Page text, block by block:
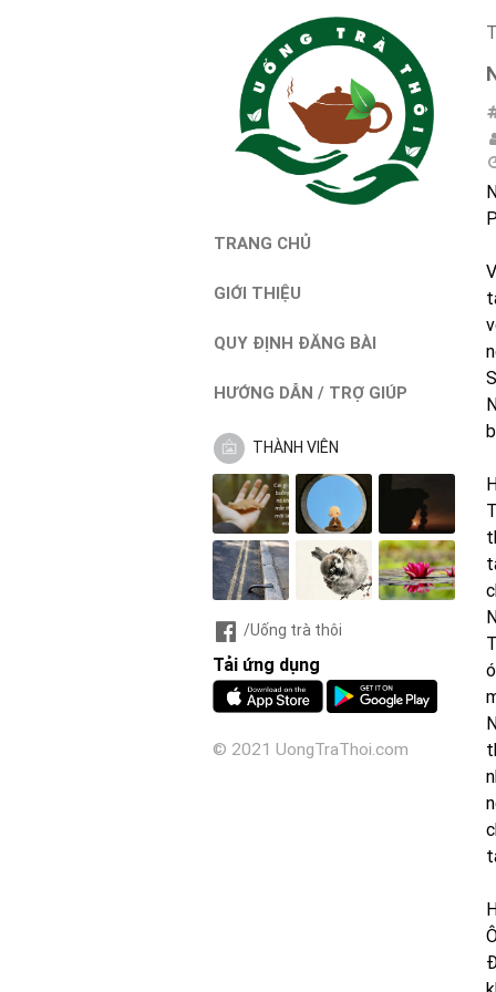
TRANG CHỦ
GIỚI THIỆU
QUY ĐỊNH ĐĂNG BÀI
HƯỚNG DẪN / TRỢ GIÚP
THÀNH VIÊN
/Uống trà thôi
Tải ứng dụng
© 2021 UongTraThoi.com